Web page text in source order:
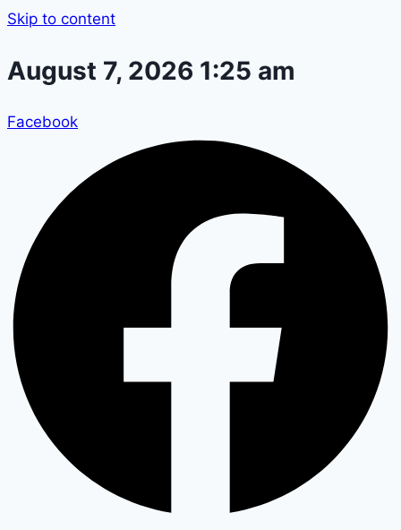
Skip to content
August 7, 2026 1:25 am
Facebook